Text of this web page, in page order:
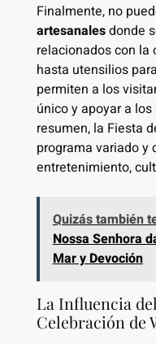
Finalmente, no
artesanalesdonde
relacionados con la
hasta utensilios
permiten a los
único y apoyar a
resumen, la Fiesta
programa variado y
entretenimiento,
Quizás también
Nossa Senhora
Mar y Devoción
La Influencia
Celebración de